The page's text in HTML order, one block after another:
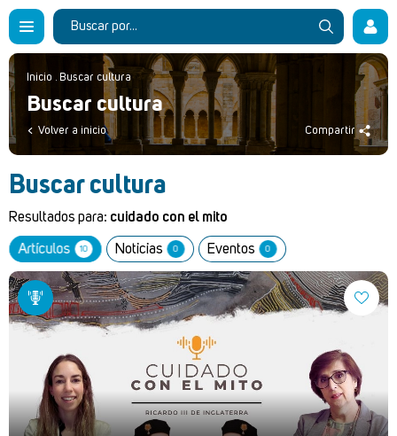
Inicio . Buscar cultura
Buscar cultura
Volver a inicio Compartir
Buscar cultura
Resultados para: cuidado con el mito
Artículos 10 Noticias 0 Eventos 0